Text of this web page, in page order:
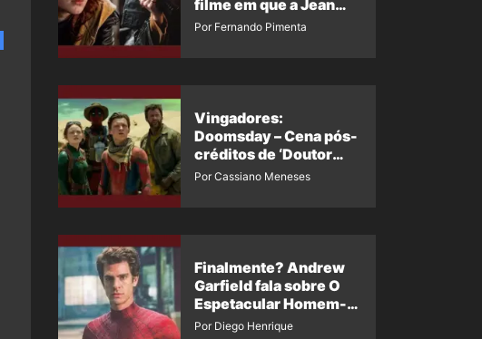
filme em que a Jean
Grey irá aparecer
Por Fernando Pimenta
Vingadores:
Doomsday – Cena pós-
créditos de ‘Doutor
Destino’ é revelada
Por Cassiano Meneses
Finalmente? Andrew
Garfield fala sobre O
Espetacular Homem-
Aranha 3
Por Diego Henrique